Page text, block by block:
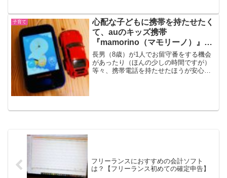
子育て
心配な子どもに携帯を持たせたく
て、auのキッズ携帯
『mamorino（マモリーノ）』を
買いました
長男（8歳）が1人でお留守番をする機会
があったり（ほんの少しの時間ですが）
等々、携帯電話を持たせたほうが安心だ
フリーランスにおすすめの会計ソフト
は？【フリーランス初めての確定申告】